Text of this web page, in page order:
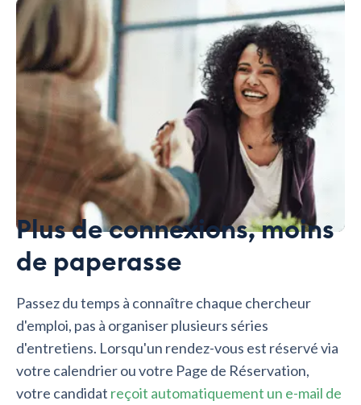
Plus de connexions, moins
de paperasse
Passez du temps à connaître chaque chercheur
d'emploi, pas à organiser plusieurs séries
d'entretiens. Lorsqu'un rendez-vous est réservé via
votre calendrier ou votre Page de Réservation,
votre candidat reçoit automatiquement un e-mail de